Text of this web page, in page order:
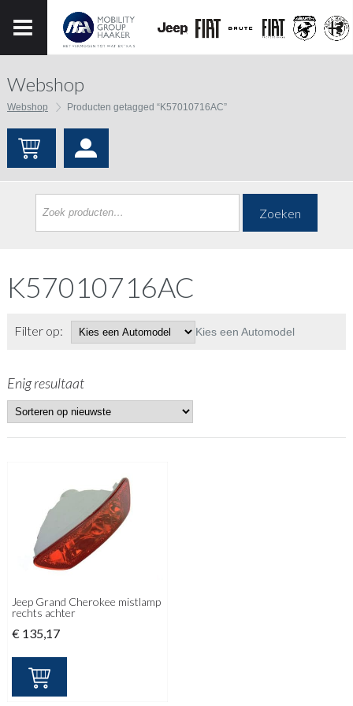
Webshop
Webshop Producten getagged “K57010716AC”
Zoeken
K57010716AC
Filter op: Kies een Automodel
Enig resultaat
Jeep Grand Cherokee mistlamp
rechts achter
€ 135,17